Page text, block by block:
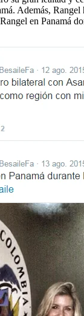
Además,
en Panamá